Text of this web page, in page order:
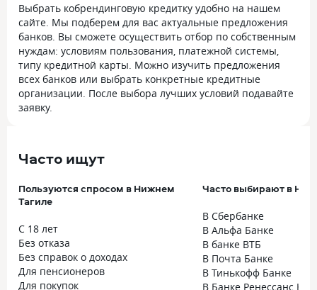
Выбрать кобрендинговую кредитку удобно на нашем
сайте. Мы подберем для вас актуальные предложения
банков. Вы сможете осуществить отбор по собственным
нуждам: условиям пользования, платежной системы,
типу кредитной карты. Можно изучить предложения
всех банков или выбрать конкретные кредитные
организации. После выбора лучших условий подавайте
заявку.
Часто ищут
Пользуются спросом в Нижнем
Тагиле
С 18 лет
Без отказа
Без справок о доходах
Для пенсионеров
Для покупок
Часто выбирают в
В Сбербанке
В Альфа Банке
В банке ВТБ
В Почта Банке
В Тинькофф Банке
В Банке Ренессанс